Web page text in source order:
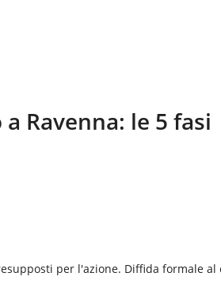
a Ravenna: le 5 fasi
per l'azione. Diffida formale